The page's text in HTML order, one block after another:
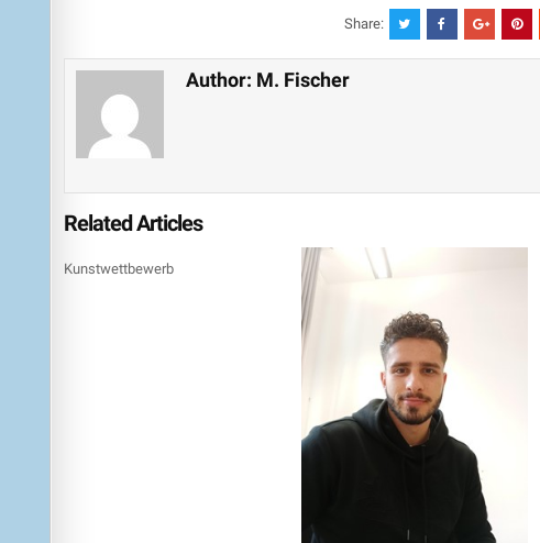
Share:
Author: M. Fischer
Related Articles
Kunstwettbewerb